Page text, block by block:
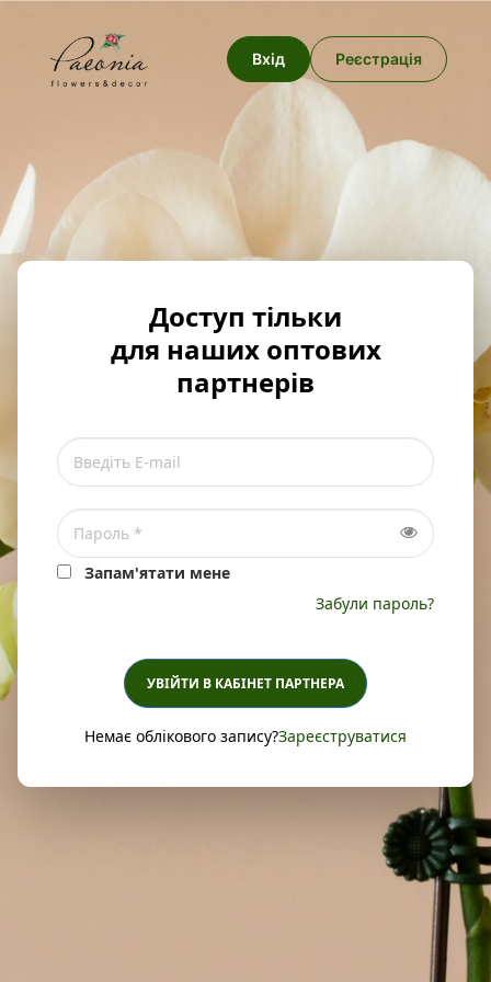
Вхід Реєстрація
Доступ тільки
для наших оптових
партнерів
Запам'ятати мене
Забули пароль?
УВІЙТИ В КАБІНЕТ ПАРТНЕРА
Немає облікового запису?Зареєструватися